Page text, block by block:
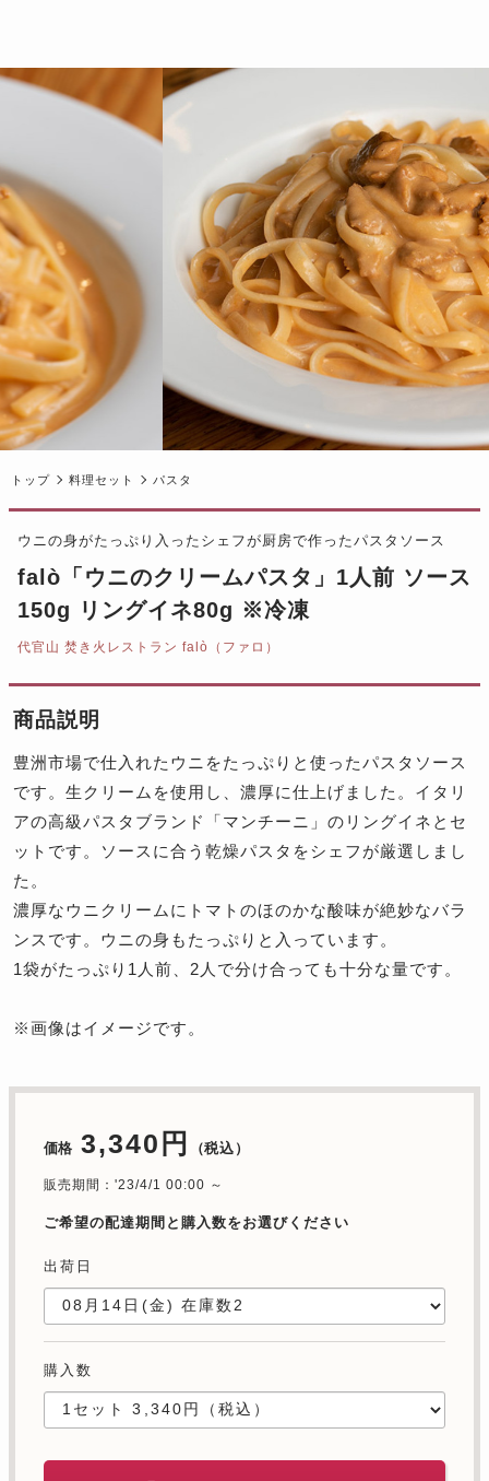
トップ 料理セット パスタ
ウニの身がたっぷり入ったシェフが厨房で作ったパスタソース
falò「ウニのクリームパスタ」1人前 ソース
150g リングイネ80g ※冷凍
代官山 焚き火レストラン falò（ファロ）
商品説明
豊洲市場で仕入れたウニをたっぷりと使ったパスタソース
です。生クリームを使用し、濃厚に仕上げました。イタリ
アの高級パスタブランド「マンチーニ」のリングイネとセ
ットです。ソースに合う乾燥パスタをシェフが厳選しまし
た。
濃厚なウニクリームにトマトのほのかな酸味が絶妙なバラ
ンスです。ウニの身もたっぷりと入っています。
1袋がたっぷり1人前、2人で分け合っても十分な量です。
※画像はイメージです。
価格 3,340円 （税込）
販売期間：'23/4/1 00:00 ～
ご希望の配達期間と購入数をお選びください
出荷日
購入数